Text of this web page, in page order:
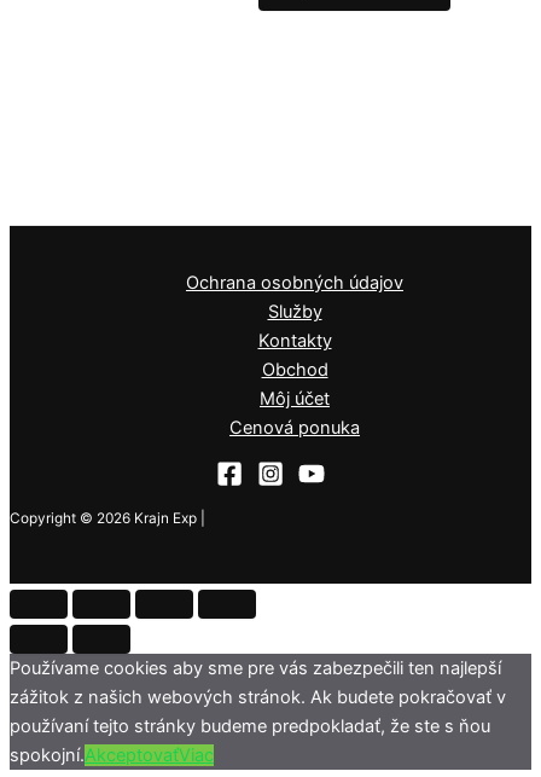
Ochrana osobných údajov
Služby
Kontakty
Obchod
Môj účet
Cenová ponuka
Copyright © 2026 Krajn Exp |
Používame cookies aby sme pre vás zabezpečili ten najlepší
zážitok z našich webových stránok. Ak budete pokračovať v
používaní tejto stránky budeme predpokladať, že ste s ňou
spokojní.AkceptovaťViac